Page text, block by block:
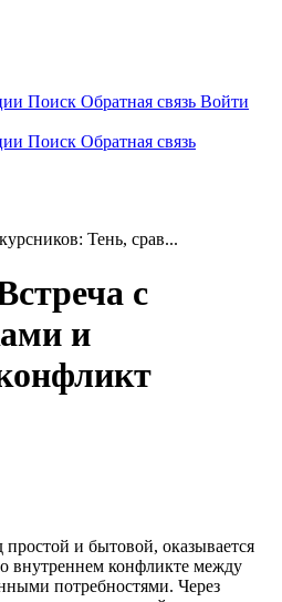
Поиск Обратная связь Войти
Поиск Обратная связь
Тень, срав...
с
и
и бытовой, оказывается
внутреннем конфликте между
потребностями. Через